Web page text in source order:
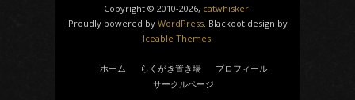
2023年11月(4)
2023年9月(5)
Copyright © 2010-2026, catwhisker
Proudly powered by WordPress. Blackoot design by
Iceable Themes.
ホーム らくがき置き場
プロフィール
サークルページ